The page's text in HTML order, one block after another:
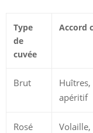
Type
de
cuvée
Accord
Brut
Huîtres,
apéritif
Rosé